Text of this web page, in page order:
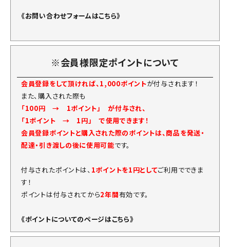
《お問い合わせフォームはこちら》
※会員様限定ポイントについて
会員登録をして頂ければ、1,000ポイントが付与されます！
また、購入された際も
「100円 → 1ポイント」 が付与され、
「1ポイント → 1円」 で使用できます！
会員登録ポイントと購入された際のポイントは、商品を発送・
配達・引き渡しの後に使用可能です。
付与されたポイントは、 1ポイントを1円としてご利用でできま
す！
ポイントは付与されてから2年間有効です。
《ポイントについてのページはこちら》